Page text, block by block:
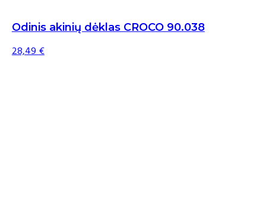
Odinis akinių dėklas CROCO 90.038
28,49€